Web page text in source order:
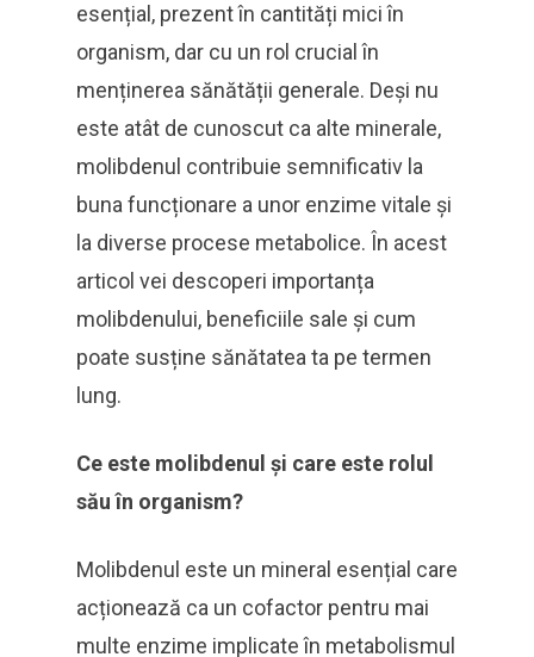
esențial, prezent în cantități mici în
organism, dar cu un rol crucial în
menținerea sănătății generale. Deși nu
este atât de cunoscut ca alte minerale,
molibdenul contribuie semnificativ la
buna funcționare a unor enzime vitale și
la diverse procese metabolice. În acest
articol vei descoperi importanța
molibdenului, beneficiile sale și cum
poate susține sănătatea ta pe termen
lung.
Ce este molibdenul și care este rolul
său în organism?
Molibdenul este un mineral esențial care
acționează ca un cofactor pentru mai
multe enzime implicate în metabolismul